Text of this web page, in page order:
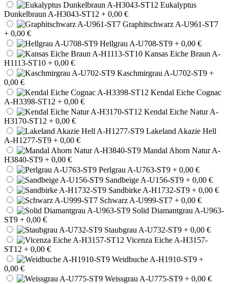
Eukalyptus
Dunkelbraun A-H3043-ST12 + 0,00 €
Graphitschwarz A-U961-ST7
+ 0,00 €
Hellgrau A-U708-ST9 + 0,00 €
Kansas Eiche Braun A-
H1113-ST10 + 0,00 €
Kaschmirgrau A-U702-ST9 +
0,00 €
Kendal Eiche Cognac
A-H3398-ST12 + 0,00 €
Kendal Eiche Natur A-
H3170-ST12 + 0,00 €
Lakeland Akazie Hell
A-H1277-ST9 + 0,00 €
Mandal Ahorn Natur A-
H3840-ST9 + 0,00 €
Perlgrau A-U763-ST9 + 0,00 €
Sandbeige A-U156-ST9 + 0,00 €
Sandbirke A-H1732-ST9 + 0,00 €
Schwarz A-U999-ST7 + 0,00 €
Solid Diamantgrau A-U963-
ST9 + 0,00 €
Staubgrau A-U732-ST9 + 0,00 €
Vicenza Eiche A-H3157-
ST12 + 0,00 €
Weidbuche A-H1910-ST9 +
0,00 €
Weissgrau A-U775-ST9 + 0,00 €